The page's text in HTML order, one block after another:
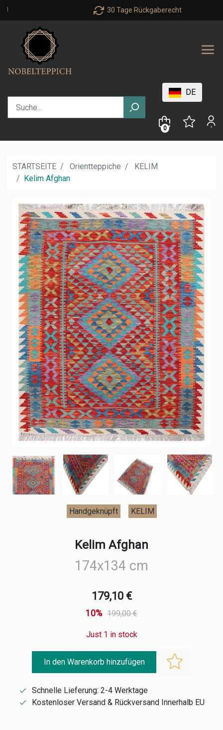
30 Tage Rückgaberecht
DE
0
STARTSEITE Orientteppiche
KELIM
Kelim Afghan
Handgeknüpft KELIM
Kelim Afghan
174x134 cm
179,10 €
10% 199,00 €
Just 1 in stock
In den Warenkorb hinzufügen
Schnelle Lieferung: 2-4 Werktage
Kostenloser Versand & Rückversand Innerhalb EU